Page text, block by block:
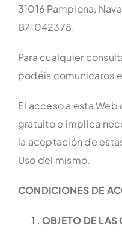
31016 Pamplona,
B71042378.
Para cualquier
podéis comunicaros
El acceso a esta Web
gratuito e implica
la aceptación de
Uso del mismo.
CONDICIONES DE
OBJETO DE